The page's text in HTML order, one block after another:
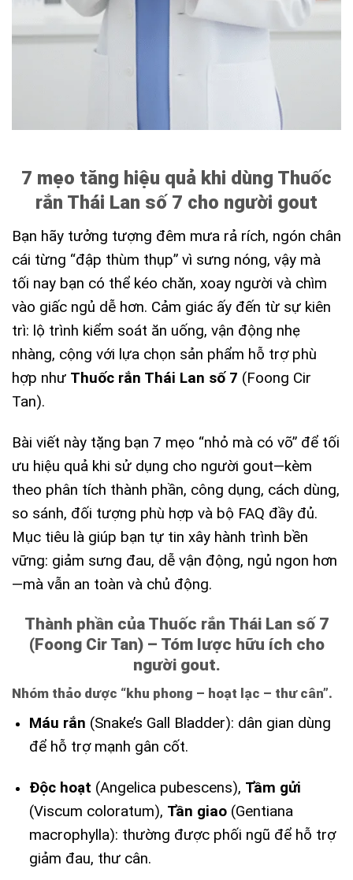
7 mẹo tăng hiệu quả khi dùng Thuốc
rắn Thái Lan số 7 cho người gout
Bạn hãy tưởng tượng đêm mưa rả rích, ngón chân
cái từng “đập thùm thụp” vì sưng nóng, vậy mà
tối nay bạn có thể kéo chăn, xoay người và chìm
vào giấc ngủ dễ hơn. Cảm giác ấy đến từ sự kiên
trì: lộ trình kiểm soát ăn uống, vận động nhẹ
nhàng, cộng với lựa chọn sản phẩm hỗ trợ phù
hợp như Thuốc rắn Thái Lan số 7 (Foong Cir
Tan).
Bài viết này tặng bạn 7 mẹo “nhỏ mà có võ” để tối
ưu hiệu quả khi sử dụng cho người gout—kèm
theo phân tích thành phần, công dụng, cách dùng,
so sánh, đối tượng phù hợp và bộ FAQ đầy đủ.
Mục tiêu là giúp bạn tự tin xây hành trình bền
vững: giảm sưng đau, dễ vận động, ngủ ngon hơn
—mà vẫn an toàn và chủ động.
Thành phần của Thuốc rắn Thái Lan số 7
(Foong Cir Tan) – Tóm lược hữu ích cho
người gout.
Nhóm thảo dược “khu phong – hoạt lạc – thư cân”.
Máu rắn (Snake’s Gall Bladder): dân gian dùng
để hỗ trợ mạnh gân cốt.
Độc hoạt (Angelica pubescens), Tầm gửi
(Viscum coloratum), Tần giao (Gentiana
macrophylla): thường được phối ngũ để hỗ trợ
giảm đau, thư cân.